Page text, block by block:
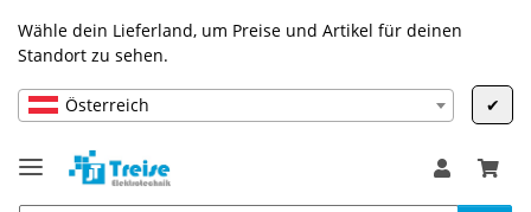
Wähle dein Lieferland, um Preise und Artikel für deinen
Standort zu sehen.
Österreich ✔